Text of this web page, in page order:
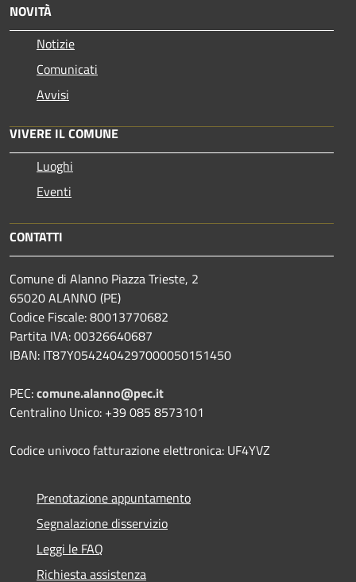
NOVITÀ
Notizie
Comunicati
Avvisi
VIVERE IL COMUNE
Luoghi
Eventi
CONTATTI
Comune di Alanno Piazza Trieste, 2
65020 ALANNO (PE)
Codice Fiscale: 80013770682
Partita IVA: 00326640687
IBAN: IT87Y0542404297000050151450
PEC:comune.alanno@pec.it
Centralino Unico: +39 085 8573101
Codice univoco fatturazione elettronica: UF4YVZ
Prenotazione appuntamento
Segnalazione disservizio
Leggi le FAQ
Richiesta assistenza